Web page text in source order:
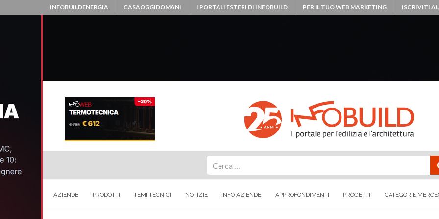
INFOBUILDENERGIA CASAOGGIDOMANI I PORTALI ESTERI DI INFOBUILD PER IL TUO WEB MARKETING ISCRIVITI
AZIENDE PRODOTTI TEMI TECNICI NOTIZIE INFO AZIENDE APPROFONDIMENTI PROGETTI CATEGORIE